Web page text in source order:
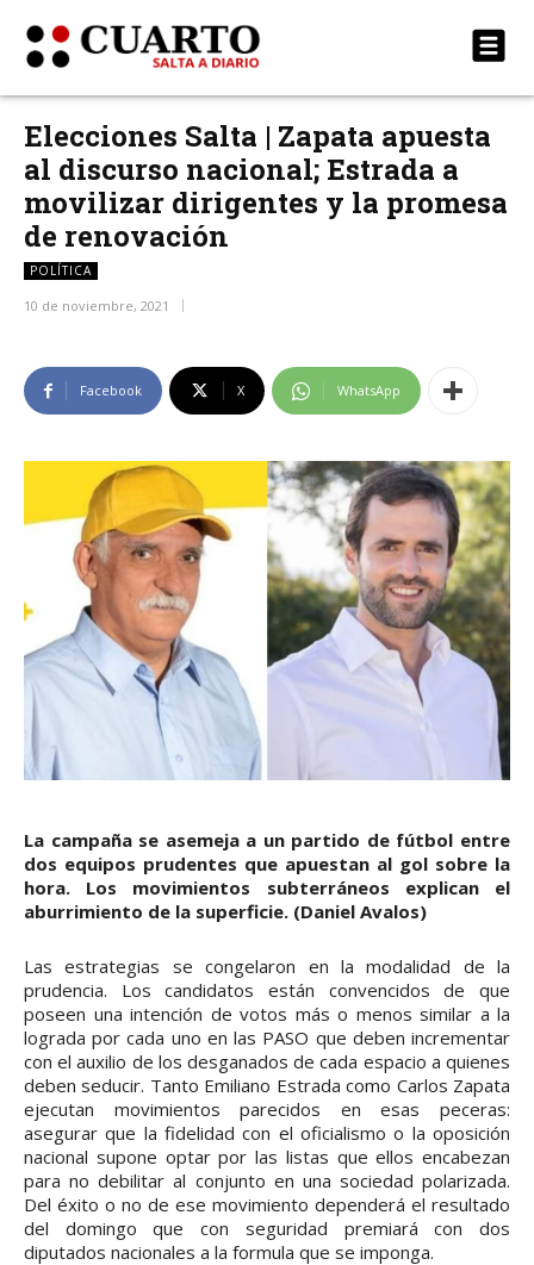
Elecciones Salta | Zapata apuesta
al discurso nacional; Estrada a
movilizar dirigentes y la promesa
de renovación
POLÍTICA
10 de noviembre, 2021
Facebook X WhatsApp
La campaña se asemeja a un partido de fútbol entre
dos equipos prudentes que apuestan al gol sobre la
hora. Los movimientos subterráneos explican el
aburrimiento de la superficie. (Daniel Avalos)
Las estrategias se congelaron en la modalidad de la
prudencia. Los candidatos están convencidos de que
poseen una intención de votos más o menos similar a la
lograda por cada uno en las PASO que deben incrementar
con el auxilio de los desganados de cada espacio a quienes
deben seducir. Tanto Emiliano Estrada como Carlos Zapata
ejecutan movimientos parecidos en esas peceras:
asegurar que la fidelidad con el oficialismo o la oposición
nacional supone optar por las listas que ellos encabezan
para no debilitar al conjunto en una sociedad polarizada.
Del éxito o no de ese movimiento dependerá el resultado
del domingo que con seguridad premiará con dos
diputados nacionales a la formula que se imponga.